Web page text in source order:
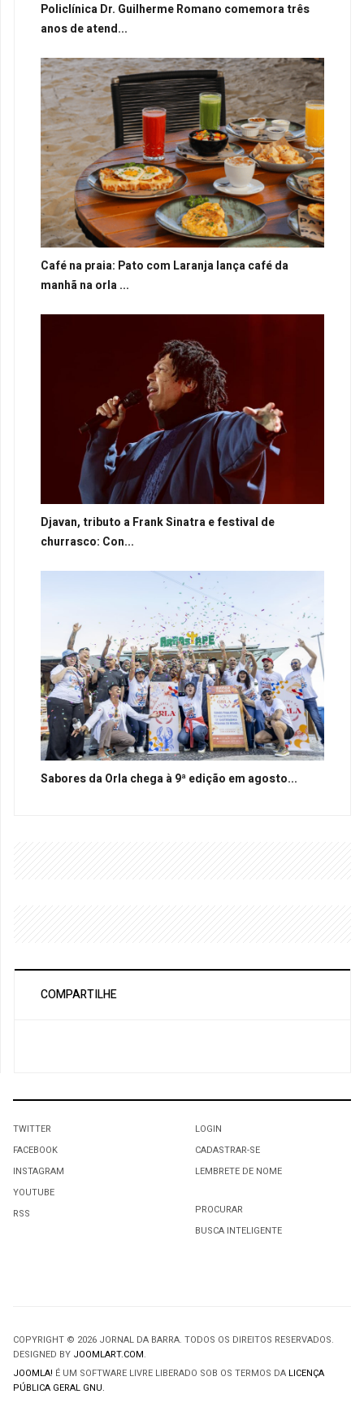
Policlínica Dr. Guilherme Romano comemora três
anos de atend...
Café na praia: Pato com Laranja lança café da
manhã na orla ...
Djavan, tributo a Frank Sinatra e festival de
churrasco: Con...
Sabores da Orla chega à 9ª edição em agosto...
COMPARTILHE
TWITTER
FACEBOOK
INSTAGRAM
YOUTUBE
RSS
LOGIN
CADASTRAR-SE
LEMBRETE DE NOME
PROCURAR
BUSCA INTELIGENTE
COPYRIGHT © 2026 JORNAL DA BARRA. TODOS OS DIREITOS RESERVADOS.
DESIGNED BY JOOMLART.COM.
JOOMLA! É UM SOFTWARE LIVRE LIBERADO SOB OS TERMOS DA LICENÇA
PÚBLICA GERAL GNU.